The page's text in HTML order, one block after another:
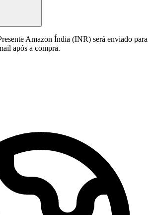
Amazon Índia (INR) será enviado para
após a compra.